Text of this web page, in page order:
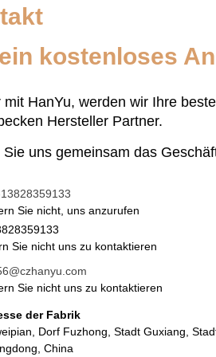
kostenloses
mit HanYu, werden wir Ihre
Hersteller Partner.
Sie uns gemeinsam das
Sie nicht, uns anzurufen
Sie nicht uns zu kontaktieren
Sie nicht uns zu kontaktieren
der Fabrik
Dorf Fuzhong, Stadt Guxiang,
China